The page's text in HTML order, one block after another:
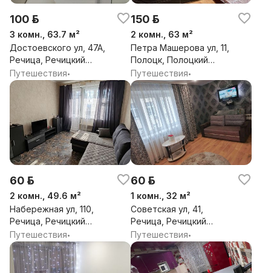
100 р.
3 комн., 63.7 м²
Достоевского ул, 47А,
Речица, Речицкий
район, Гомельская обл.
Путешествия•
150 р.
2 комн., 63 м²
Петра Машерова ул, 11,
Полоцк, Полоцкий
район, Витебская обл.
Путешествия•
60 р.
2 комн., 49.6 м²
Набережная ул, 110,
Речица, Речицкий
район, Гомельская обл.
Путешествия•
60 р.
1 комн., 32 м²
Советская ул, 41,
Речица, Речицкий
район, Гомельская обл.
Путешествия•